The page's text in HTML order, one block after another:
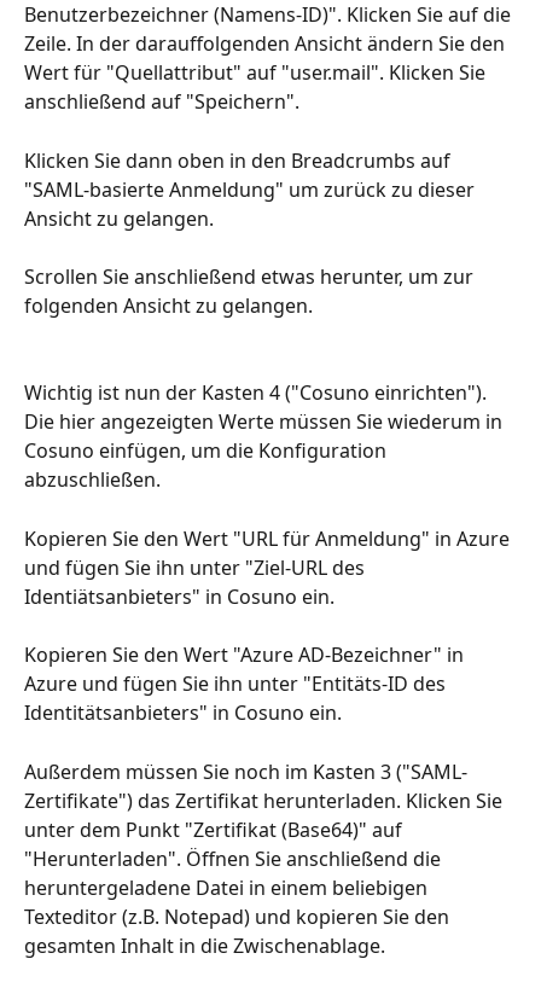
Benutzerbezeichner (Namens-ID)". Klicken Sie auf die
Zeile. In der darauffolgenden Ansicht ändern Sie den
Wert für "Quellattribut" auf "user.mail". Klicken Sie
anschließend auf "Speichern".
Klicken Sie dann oben in den Breadcrumbs auf
"SAML-basierte Anmeldung" um zurück zu dieser
Ansicht zu gelangen.
Scrollen Sie anschließend etwas herunter, um zur
folgenden Ansicht zu gelangen.
Wichtig ist nun der Kasten 4 ("Cosuno einrichten").
Die hier angezeigten Werte müssen Sie wiederum in
Cosuno einfügen, um die Konfiguration
abzuschließen.
Kopieren Sie den Wert "URL für Anmeldung" in Azure
und fügen Sie ihn unter "Ziel-URL des
Identiätsanbieters" in Cosuno ein.
Kopieren Sie den Wert "Azure AD-Bezeichner" in
Azure und fügen Sie ihn unter "Entitäts-ID des
Identitätsanbieters" in Cosuno ein.
Außerdem müssen Sie noch im Kasten 3 ("SAML-
Zertifikate") das Zertifikat herunterladen. Klicken Sie
unter dem Punkt "Zertifikat (Base64)" auf
"Herunterladen". Öffnen Sie anschließend die
heruntergeladene Datei in einem beliebigen
Texteditor (z.B. Notepad) und kopieren Sie den
gesamten Inhalt in die Zwischenablage.